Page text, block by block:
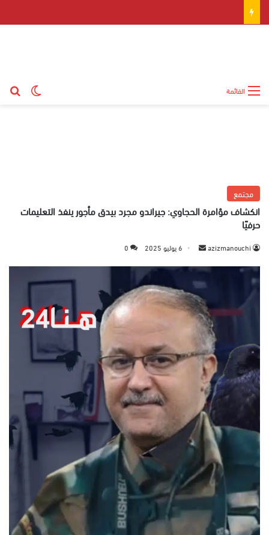
القائمة
مجتمع
انكشاف مؤامرة الحجاوي: جيراندو مجرد بيدق مأجور ينفذ التعليمات
حرفيًا
azizmanouchi
ل
ب
ر
ا
ت
و
ي
ا
6 يوليو 2025 0